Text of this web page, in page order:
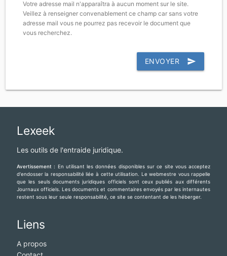
Votre adresse mail n'apparaîtra à aucun moment sur le site.
Veillez à renseigner convenablement ce champ car sans votre
adresse mail vous ne pourrez pas recevoir le document que
vous recherchez.
ENVOYER send
Lexeek
Les outils de l'entraide juridique.
Avertissement : En utilisant les données disponibles sur ce site vous acceptez
d'endosser la responsabilité liée à cette utilisation. Le webmestre vous rappelle
que les seuls documents juridiques officiels sont ceux publiés aux différents
Journaux officiels. Les documents et commentaires envoyés par les internautes
restent sous leur seule responsabilité, ce site se contentant de les héberger.
Liens
A propos